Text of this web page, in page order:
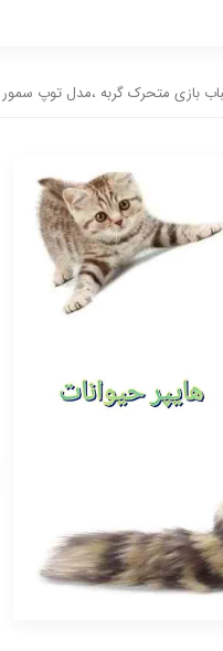
بازی متحرک گربه ،مدل توپ